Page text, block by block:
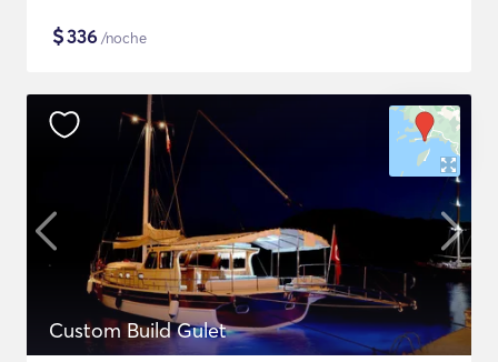
$336 /noche
Custom Build Gulet